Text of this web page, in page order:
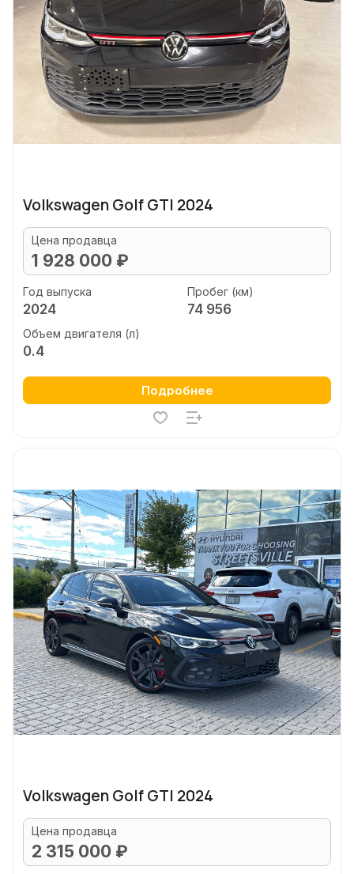
Volkswagen Golf GTI 2024
Цена продавца
1 928 000 ₽
Год выпуска
2024
Пробег (км)
74 956
Объем двигателя (л)
0.4
Подробнее
Volkswagen Golf GTI 2024
Цена продавца
2 315 000 ₽